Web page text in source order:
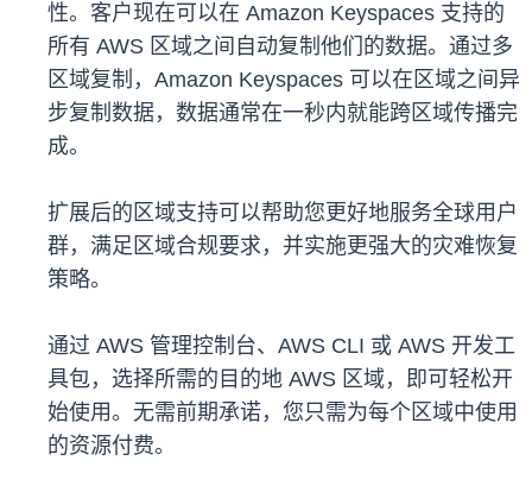
性。客户现在可以在 Amazon Keyspaces 支持的
所有 AWS 区域之间自动复制他们的数据。通过多
区域复制，Amazon Keyspaces 可以在区域之间异
步复制数据，数据通常在一秒内就能跨区域传播完
成。
扩展后的区域支持可以帮助您更好地服务全球用户
群，满足区域合规要求，并实施更强大的灾难恢复
策略。
通过 AWS 管理控制台、AWS CLI 或 AWS 开发工
具包，选择所需的目的地 AWS 区域，即可轻松开
始使用。无需前期承诺，您只需为每个区域中使用
的资源付费。